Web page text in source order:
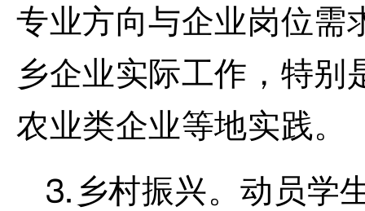
专业方向与企业岗位需
乡企业实际工作，特
农业类企业等地实践。
⒊ 乡村振兴。动员学